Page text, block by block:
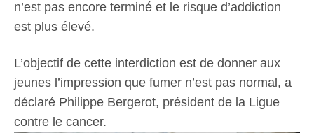
n’est pas encore terminé et le risque d’addiction
est plus élevé.
L’objectif de cette interdiction est de donner aux
jeunes l’impression que fumer n’est pas normal, a
déclaré Philippe Bergerot, président de la Ligue
contre le cancer.